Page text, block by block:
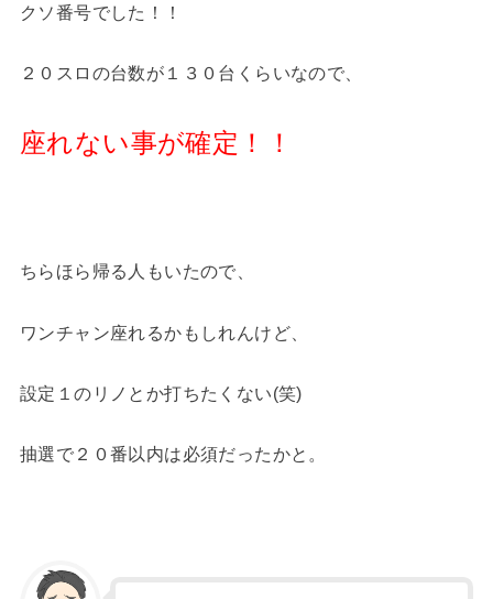
クソ番号でした！！
２０スロの台数が１３０台くらいなので、
座れない事が確定！！
ちらほら帰る人もいたので、
ワンチャン座れるかもしれんけど、
設定１のリノとか打ちたくない(笑)
抽選で２０番以内は必須だったかと。